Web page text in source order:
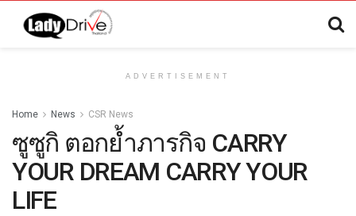
ADVERTISEMENT
Home News CSR News
ซูซูกิ ตอกย้ำภารกิจ CARRY
YOUR DREAM CARRY YOUR
LIFE